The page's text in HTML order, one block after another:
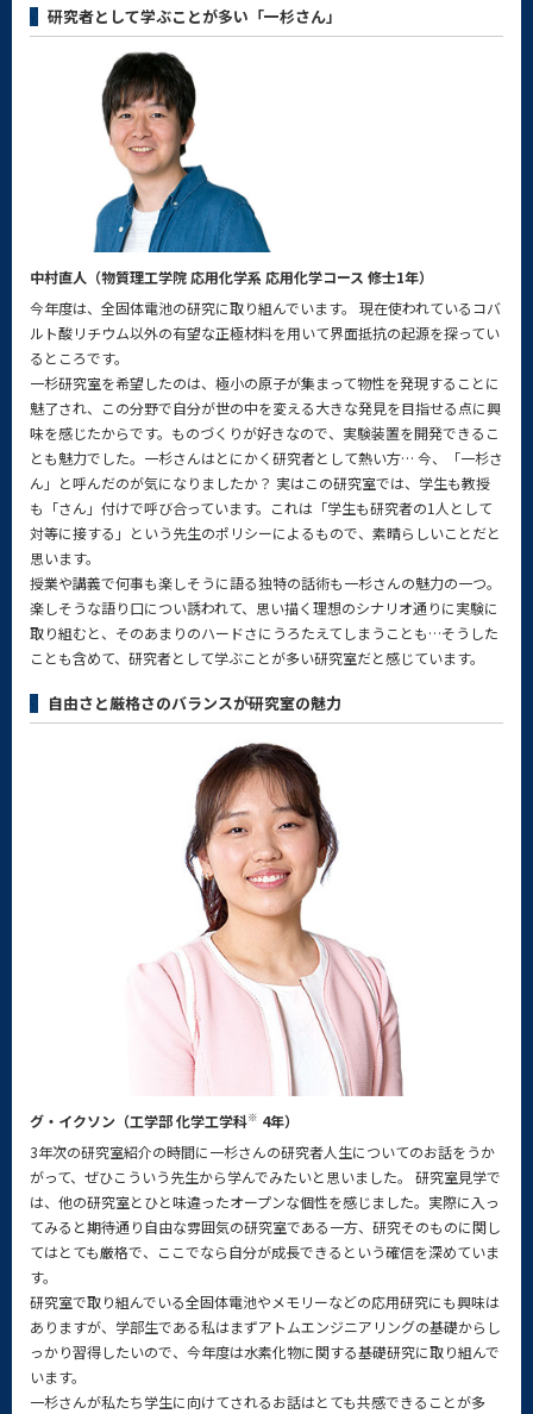
研究者として学ぶことが多い「一杉さん」
中村直人（物質理工学院 応用化学系 応用化学コース 修士1年）
今年度は、全固体電池の研究に取り組んでいます。 現在使われているコバ
ルト酸リチウム以外の有望な正極材料を用いて界面抵抗の起源を探ってい
るところです。
一杉研究室を希望したのは、極小の原子が集まって物性を発現することに
魅了され、この分野で自分が世の中を変える大きな発見を目指せる点に興
味を感じたからです。ものづくりが好きなので、実験装置を開発できるこ
とも魅力でした。一杉さんはとにかく研究者として熱い方… 今、「一杉さ
ん」と呼んだのが気になりましたか？ 実はこの研究室では、学生も教授
も「さん」付けで呼び合っています。これは「学生も研究者の1人として
対等に接する」という先生のポリシーによるもので、素晴らしいことだと
思います。
授業や講義で何事も楽しそうに語る独特の話術も一杉さんの魅力の一つ。
楽しそうな語り口につい誘われて、思い描く理想のシナリオ通りに実験に
取り組むと、そのあまりのハードさにうろたえてしまうことも…そうした
ことも含めて、研究者として学ぶことが多い研究室だと感じています。
自由さと厳格さのバランスが研究室の魅力
グ・イクソン（工学部 化学工学科※ 4年）
3年次の研究室紹介の時間に一杉さんの研究者人生についてのお話をうか
がって、ぜひこういう先生から学んでみたいと思いました。 研究室見学で
は、他の研究室とひと味違ったオープンな個性を感じました。実際に入っ
てみると期待通り自由な雰囲気の研究室である一方、研究そのものに関し
てはとても厳格で、ここでなら自分が成長できるという確信を深めていま
す。
研究室で取り組んでいる全固体電池やメモリーなどの応用研究にも興味は
ありますが、学部生である私はまずアトムエンジニアリングの基礎からし
っかり習得したいので、今年度は水素化物に関する基礎研究に取り組んで
います。
一杉さんが私たち学生に向けてされるお話はとても共感できることが多